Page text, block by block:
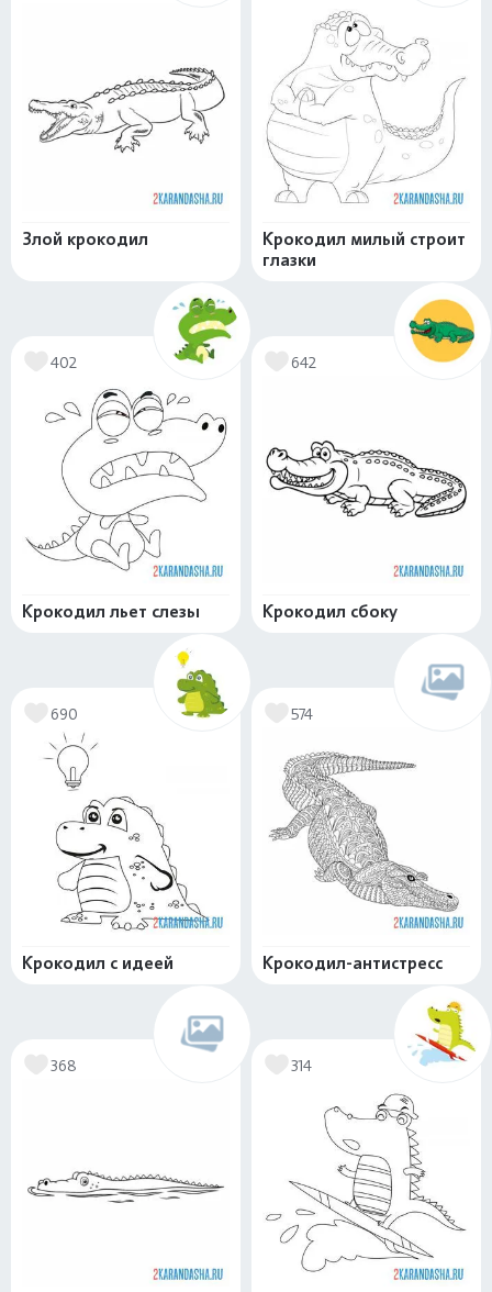
Злой крокодил
Крокодил милый строит
глазки
402
Крокодил льет слезы
642
Крокодил сбоку
690
Крокодил с идеей
574
Крокодил-антистресс
368 314